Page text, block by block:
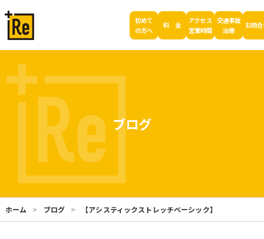
初めて
の方へ
料 金
アクセス
営業時間
交通事故
治療
お問
ブログ
ホーム ブログ 【アシスティックストレッチベーシック】